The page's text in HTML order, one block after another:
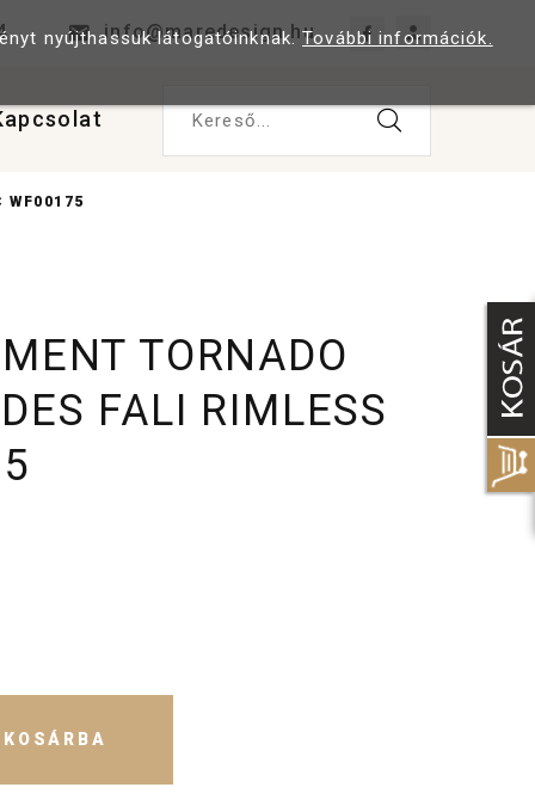
info@maredesign.hu
Kereső...
WF00175
TORNADO
FALI RIMLESS
KOSÁRBA
nyújthassuk látogatóinknak.További információk.